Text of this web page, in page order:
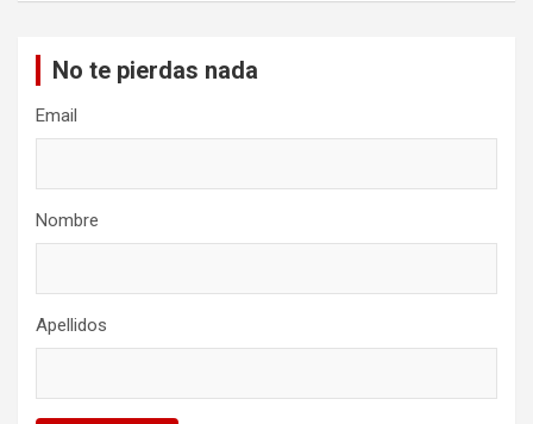
No te pierdas nada
Email
Nombre
Apellidos